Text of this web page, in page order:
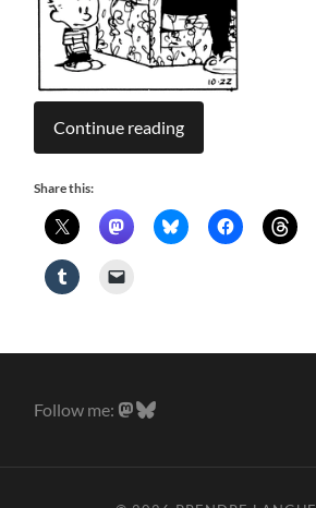
Continue reading
Share this:
Follow me: